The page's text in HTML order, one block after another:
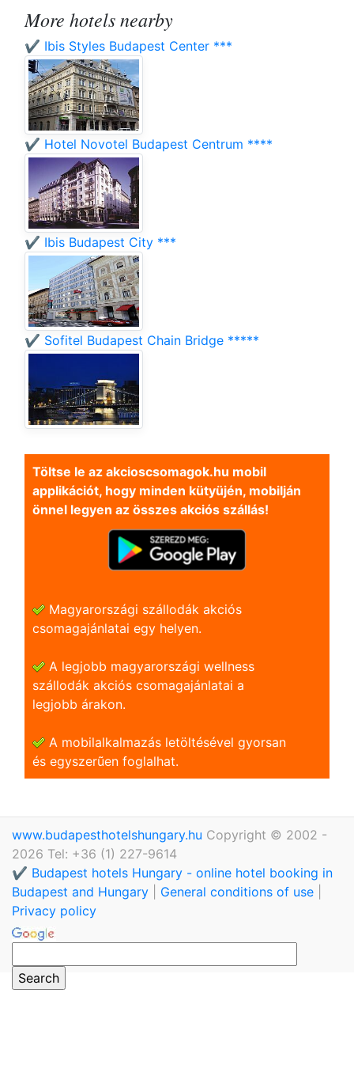
More hotels nearby
✔️ Ibis Styles Budapest Center ***
✔️ Hotel Novotel Budapest Centrum ****
✔️ Ibis Budapest City ***
✔️ Sofitel Budapest Chain Bridge *****
Töltse le az akcioscsomagok.hu mobil
applikációt, hogy minden kütyüjén, mobilján
önnel legyen az összes akciós szállás!
Magyarországi szállodák akciós
csomagajánlatai egy helyen.
A legjobb magyarországi wellness
szállodák akciós csomagajánlatai a
legjobb árakon.
A mobilalkalmazás letöltésével gyorsan
és egyszerũen foglalhat.
www.budapesthotelshungary.hu Copyright © 2002 -
2026 Tel: +36 (1) 227-9614
✔️ Budapest hotels Hungary - online hotel booking in
Budapest and Hungary
General conditions of use
Privacy policy